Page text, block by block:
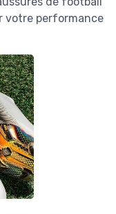
votre performance